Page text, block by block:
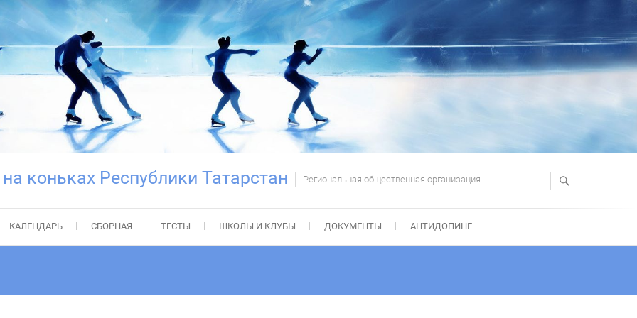
коньках Республики Татарстан Региональная общественная организация
КАЛЕНДАРЬ СБОРНАЯ ТЕСТЫ ШКОЛЫ И КЛУБЫ ДОКУМЕНТЫ АНТИДОПИНГ